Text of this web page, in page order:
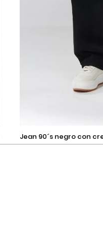
Selecciona una talla
jean 90´s negro con cremallera, bota recta y tiro